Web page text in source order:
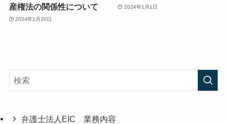
産権法の関係性について
2024年1月20日
2024年1月1日
弁護士法人EIC 業務内容